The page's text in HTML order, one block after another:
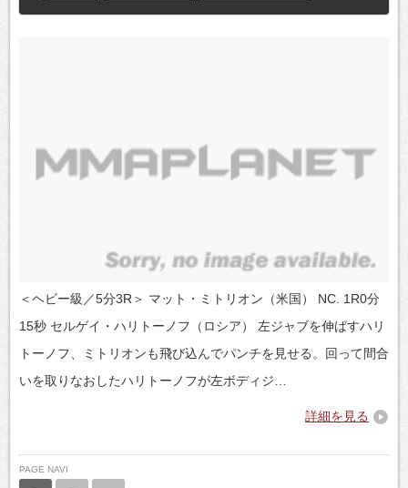
＜ヘビー級／5分3R＞ マット・ミトリオン（米国） NC. 1R0分
15秒 セルゲイ・ハリトーノフ（ロシア） 左ジャブを伸ばすハリ
トーノフ、ミトリオンも飛び込んでパンチを見せる。回って間合
いを取りなおしたハリトーノフが左ボディジ…
詳細を見る
PAGE NAVI